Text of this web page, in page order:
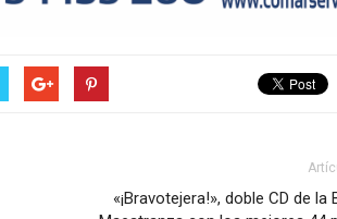
«¡Bravotejera!», doble CD de la